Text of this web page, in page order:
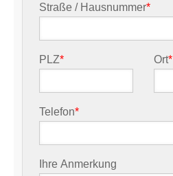
Straße / Hausnummer*
PLZ* Ort*
Telefon*
Ihre Anmerkung